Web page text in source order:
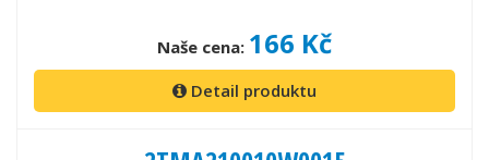
Naše cena: 166 Kč
Detail produktu